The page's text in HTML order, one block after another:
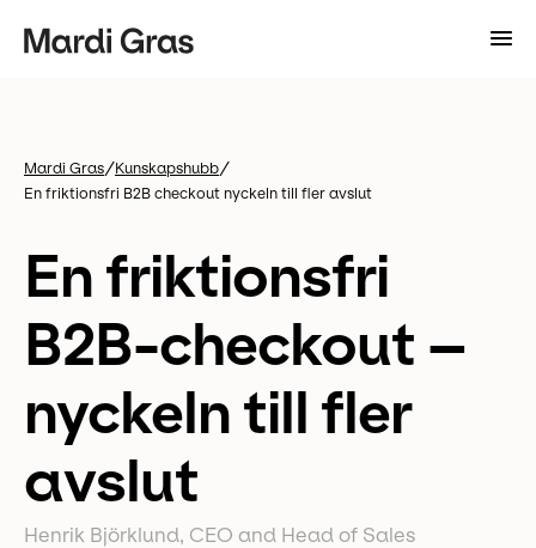
Mardi Gras/Kunskapshubb/
En friktionsfri B2B checkout nyckeln till fler avslut
En friktionsfri
B2B-checkout –
nyckeln till fler
avslut
Henrik Björklund, CEO and Head of Sales